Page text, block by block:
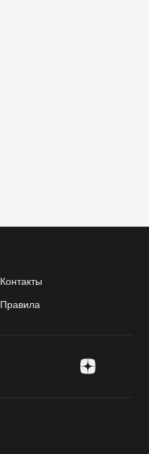
Контакты
Правила